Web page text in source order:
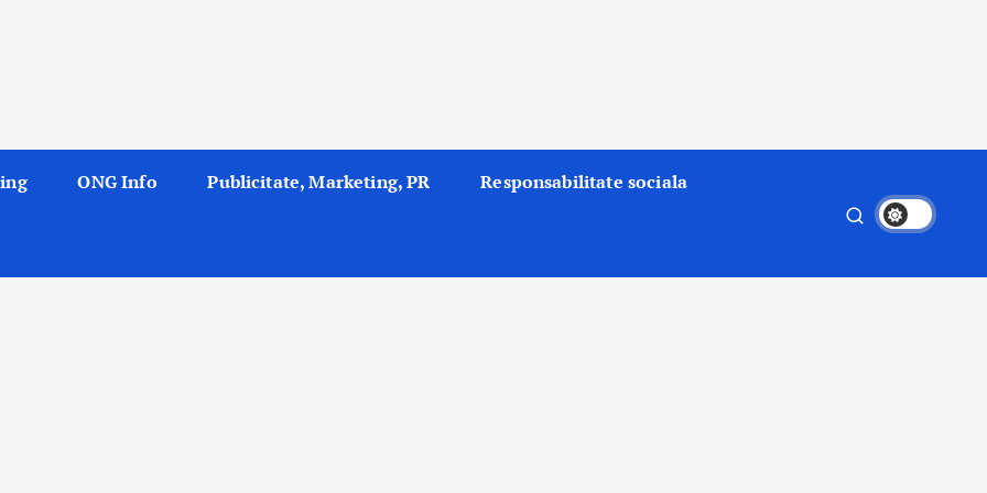
ONG Info Publicitate, Marketing, PR Responsabilitate sociala